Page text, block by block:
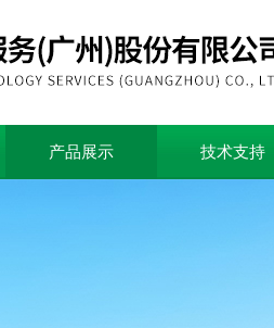
产品展示 技术支持